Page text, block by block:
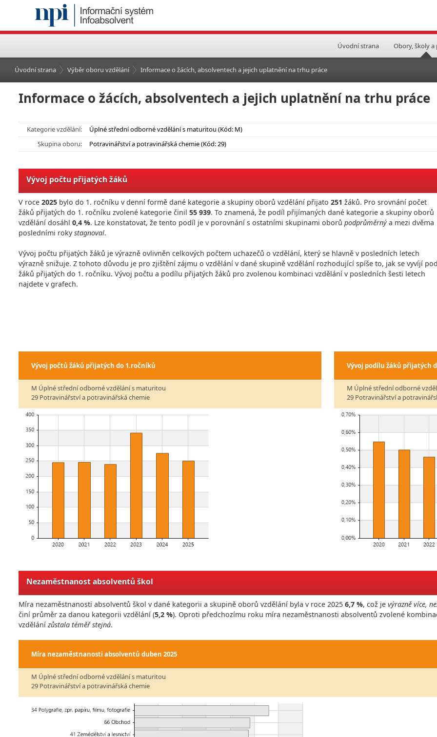
Úvodní strana Obory, školy a
Úvodní strana Výběr oboru vzdělání Informace o žácích, absolventech a jejich uplatnění na trhu práce
Informace o žácích, absolventech a jejich uplatnění na trhu práce
Kategorie vzdělání:
Úplné střední odborné vzdělání s maturitou (Kód: M)
Skupina oboru:
Potravinářství a potravinářská chemie (Kód: 29)
Vývoj počtu přijatých žáků
V roce 2025 bylo do 1. ročníku v denní formě dané kategorie a skupiny oborů vzdělání přijato 251 žáků. Pro srovnání počet
žáků přijatých do 1. ročníku zvolené kategorie činil 55 939. To znamená, že podíl přijímaných dané kategorie a skupiny oborů
vzdělání dosáhl 0,4 %. Lze konstatovat, že tento podíl je v porovnání s ostatními skupinami oborů podprůměrnýa mezi dvěma
posledními rokystagnoval.
Vývoj počtu přijatých žáků je výrazně ovlivněn celkových počtem uchazečů o vzdělání, který se hlavně v posledních letech
výrazně snižuje. Z tohoto důvodu je pro zjištění zájmu o vzdělání v dané skupině vzdělání rozhodující spíše to, jak se vyvíjí
žáků přijatých do 1. ročníku. Vývoj počtu a podílu přijatých žáků pro zvolenou kombinaci vzdělání v posledních šesti letech
najdete v grafech.
Vývoj počtů žáků přijatých do 1.ročníků
M Úplné střední odborné vzdělání s maturitou
29 Potravinářství a potravinářská chemie
Vývoj podílu žáků přijatých
M Úplné střední odborné
29 Potravinářství a
Nezaměstnanost absolventů škol
Míra nezaměstnanosti absolventů škol v dané kategorii a skupině oborů vzdělání byla v roce 2025 6,7 %, což je výrazně více,
činí průměr za danou kategorii vzdělání (5,2 %). Oproti předchozímu roku míra nezaměstnanosti absolventů zvolené
vzdělánízůstala téměř stejná.
Míra nezaměstnanosti absolventů duben 2025
M Úplné střední odborné vzdělání s maturitou
29 Potravinářství a potravinářská chemie